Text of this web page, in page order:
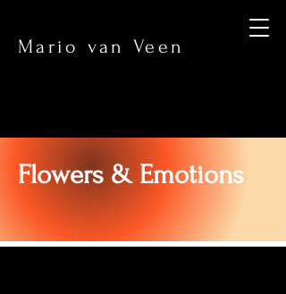
Mario van Veen
Flowers & Emotions